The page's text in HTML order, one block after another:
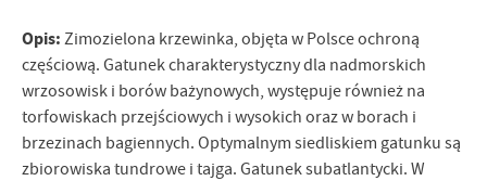
Opis: Zimozielona krzewinka, objęta w Polsce ochroną
częściową. Gatunek charakterystyczny dla nadmorskich
wrzosowisk i borów bażynowych, występuje również na
torfowiskach przejściowych i wysokich oraz w borach i
brzezinach bagiennych. Optymalnym siedliskiem gatunku są
zbiorowiska tundrowe i tajga. Gatunek subatlantycki. W